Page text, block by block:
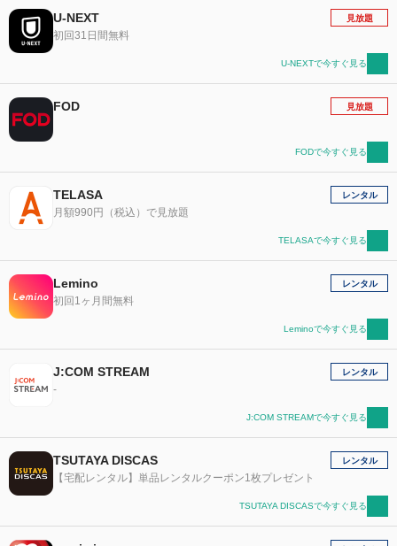
U-NEXT
初回31日間無料
見放題
U-NEXTで今すぐ見る
FOD 見放題
FODで今すぐ見る
TELASA
月額990円（税込）で見放題
レンタル
TELASAで今すぐ見る
Lemino
初回1ヶ月間無料
レンタル
Leminoで今すぐ見る
J:COM STREAM
-
レンタル
J:COM STREAMで今すぐ見る
TSUTAYA DISCAS
【宅配レンタル】単品レンタルクーポン1枚プレゼント
レンタル
TSUTAYA DISCASで今すぐ見る